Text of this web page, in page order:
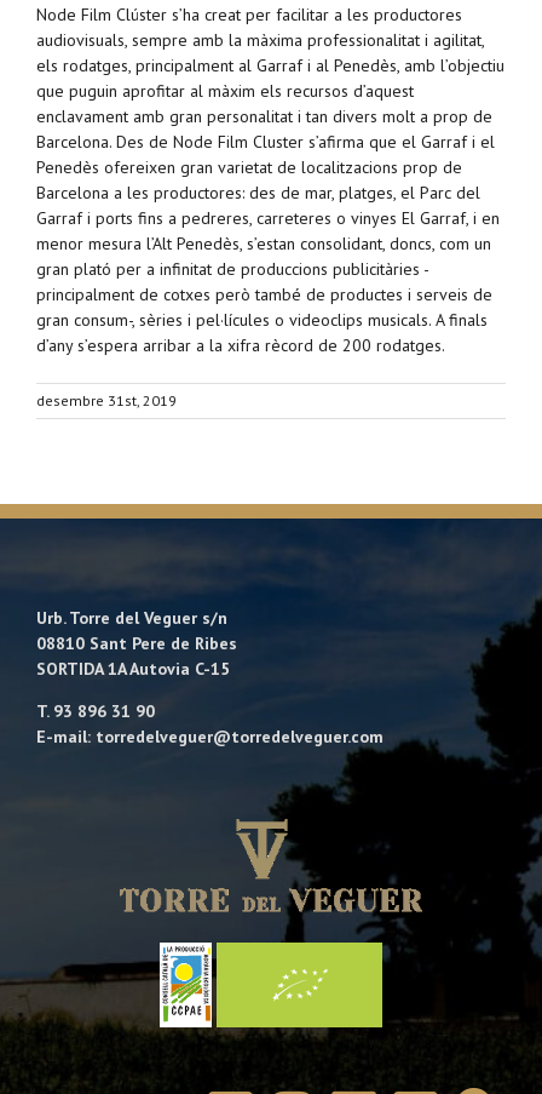
Node Film Clúster s’ha creat per facilitar a les productores
audiovisuals, sempre amb la màxima professionalitat i agilitat,
els rodatges, principalment al Garraf i al Penedès, amb l’objectiu
que puguin aprofitar al màxim els recursos d’aquest
enclavament amb gran personalitat i tan divers molt a prop de
Barcelona. Des de Node Film Cluster s’afirma que el Garraf i el
Penedès ofereixen gran varietat de localitzacions prop de
Barcelona a les productores: des de mar, platges, el Parc del
Garraf i ports fins a pedreres, carreteres o vinyes El Garraf, i en
menor mesura l’Alt Penedès, s’estan consolidant, doncs, com un
gran plató per a infinitat de produccions publicitàries -
principalment de cotxes però també de productes i serveis de
gran consum-, sèries i pel·lícules o videoclips musicals. A finals
d’any s’espera arribar a la xifra rècord de 200 rodatges.
desembre 31st, 2019
Urb. Torre del Veguer s/n
08810 Sant Pere de Ribes
SORTIDA 1A Autovia C-15
T. 93 896 31 90
E-mail: torredelveguer@torredelveguer.com